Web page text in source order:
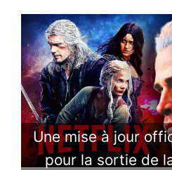
Une mise à jour
pour la sortie de